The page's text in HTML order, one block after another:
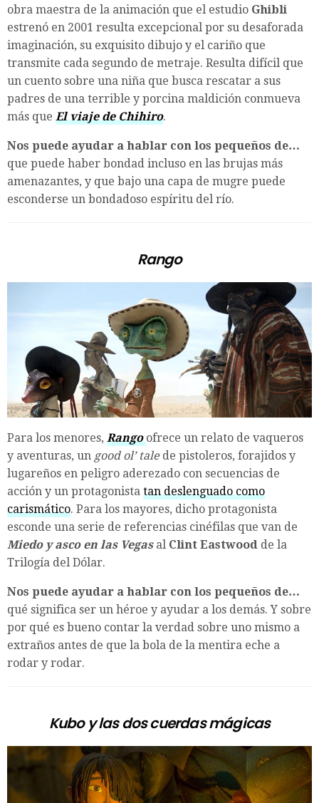
obra maestra de la animación que el estudio Ghibli
estrenó en 2001 resulta excepcional por su desaforada
imaginación, su exquisito dibujo y el cariño que
transmite cada segundo de metraje. Resulta difícil que
un cuento sobre una niña que busca rescatar a sus
padres de una terrible y porcina maldición conmueva
más que El viaje de Chihiro.
Nos puede ayudar a hablar con los pequeños de…
que puede haber bondad incluso en las brujas más
amenazantes, y que bajo una capa de mugre puede
esconderse un bondadoso espíritu del río.
Rango
Para los menores, Rangoofrece un relato de vaqueros
y aventuras, un good ol’ talede pistoleros, forajidos y
lugareños en peligro aderezado con secuencias de
acción y un protagonista tan deslenguado como
carismático. Para los mayores, dicho protagonista
esconde una serie de referencias cinéfilas que van de
Miedo y asco en las Vegas al Clint Eastwood de la
Trilogía del Dólar.
Nos puede ayudar a hablar con los pequeños de…
qué significa ser un héroe y ayudar a los demás. Y sobre
por qué es bueno contar la verdad sobre uno mismo a
extraños antes de que la bola de la mentira eche a
rodar y rodar.
Kubo y las dos cuerdas mágicas